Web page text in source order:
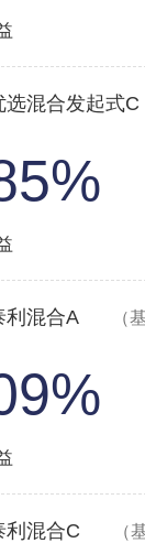
选混合发起式C
利混合A （
利混合C （